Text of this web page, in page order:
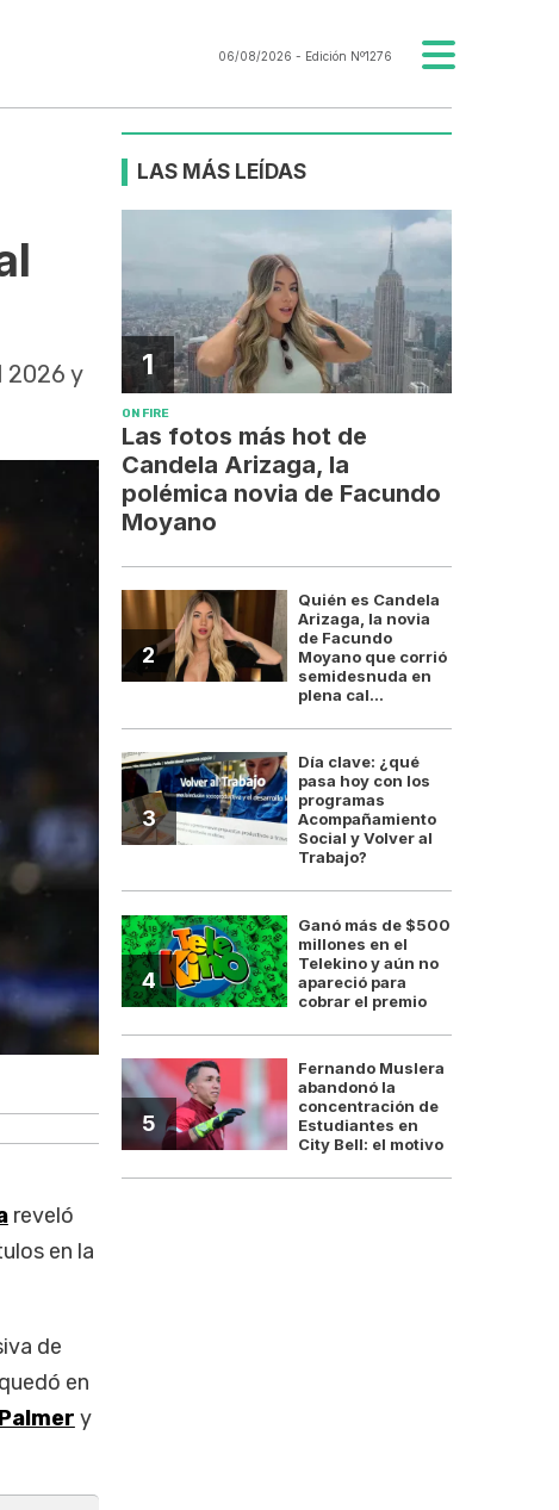
06/08/2026 - Edición Nº1276
2026 y
reveló
en la
de
en
y
LAS MÁS LEÍDAS
1
ON FIRE
Las fotos más hot de
Candela Arizaga, la
polémica novia de Facundo
Moyano
2
Quién es Candela
Arizaga, la novia
de Facundo
Moyano que corrió
semidesnuda en
plena cal...
3
Día clave: ¿qué
pasa hoy con los
programas
Acompañamiento
Social y Volver al
Trabajo?
4
Ganó más de $500
millones en el
Telekino y aún no
apareció para
cobrar el premio
5
Fernando Muslera
abandonó la
concentración de
Estudiantes en
City Bell: el motivo